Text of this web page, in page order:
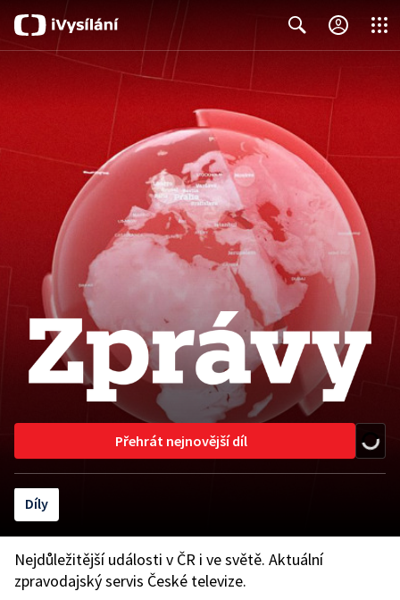
Přehrát nejnovější díl
Díly
Nejdůležitější události v ČR i ve světě. Aktuální
zpravodajský servis České televize.